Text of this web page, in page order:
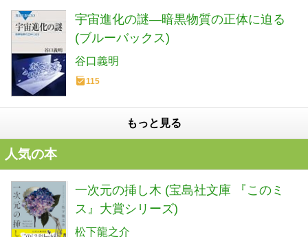
宇宙進化の謎―暗黒物質の正体に迫る
(ブルーバックス)
谷口義明
115
もっと見る
人気の本
一次元の挿し木 (宝島社文庫 『このミ
ス』大賞シリーズ)
松下龍之介